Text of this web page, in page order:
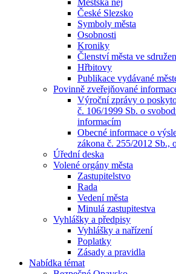
Městská nej
České Slezsko
Symboly města
Osobnosti
Kroniky
Členství města ve
Hřbitovy
Publikace vydávané
Povinně zveřejňované
Výroční zprávy o
č. 106/1999 Sb. o
informacím
Obecné informace o
zákona č. 255/2012 Sb.,
Úřední deska
Volené orgány města
Zastupitelstvo
Rada
Vedení města
Minulá zastupitestva
Vyhlášky a předpisy
Vyhlášky a nařízení
Poplatky
Zásady a pravidla
Nabídka témat